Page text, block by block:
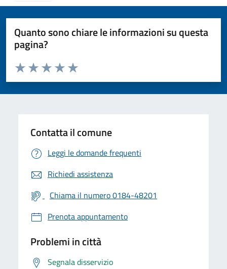
Quanto sono chiare le informazioni su questa
pagina?
Valuta da 1 a 5 stelle la pagina
Valuta 5 stelle su 5
Valuta 4 stelle su 5
Valuta 3 stelle su 5
Valuta 2 stelle su 5
Valuta 1 stelle su 5
Contatta il comune
Leggi le domande frequenti
Richiedi assistenza
Chiama il numero 0184-48201
Prenota appuntamento
Problemi in città
Segnala disservizio